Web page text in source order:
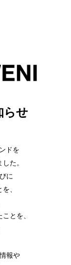
らせ
ドを
た。
に
、
とを、
報や